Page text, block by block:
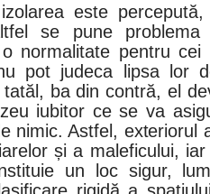
este
se pune problema
o normalitate pentru
pot judeca lipsa lor
tatăl, ba din contră, el
iubitor ce se va
nimic. Astfel, exteriorul
și a maleficului,
un loc sigur,
rigidă a